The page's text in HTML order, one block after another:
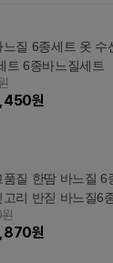
느질 6종세트 옷 수
트 6종바느질세트
원
품질 한땀 바느질 6
고리 반짇 바느질6
원